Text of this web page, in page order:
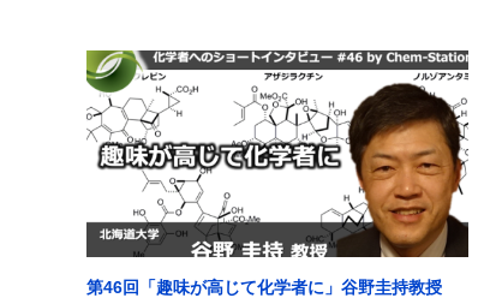
第46回「趣味が高じて化学者に」谷野圭持教授